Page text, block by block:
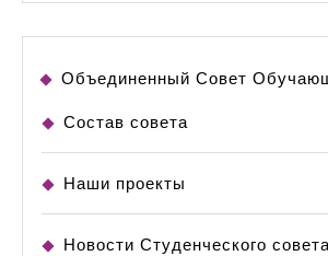
Объединенный Совет
Состав совета
Наши проекты
Новости Студенческого совета